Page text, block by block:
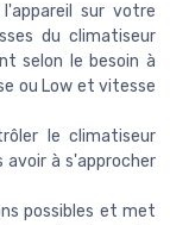
sur votre
du climatiseur
selon le besoin à
ou Low et vitesse
le climatiseur
à s'approcher
possibles et met